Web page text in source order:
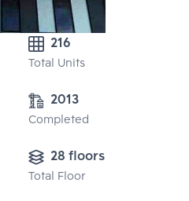
216
Total Units
2013
Completed
28 floors
Total Floor